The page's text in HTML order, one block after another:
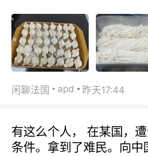
闲聊法国 apd 昨天17:44
有这么个人， 在某国，
条件。拿到了难民。向